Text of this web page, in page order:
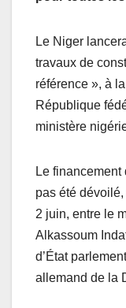
Le Niger
travaux de
référence », à
République
ministère
Le financement
pas été dévoilé,
2 juin, entre le
Alkassoum
d’État
allemand de la